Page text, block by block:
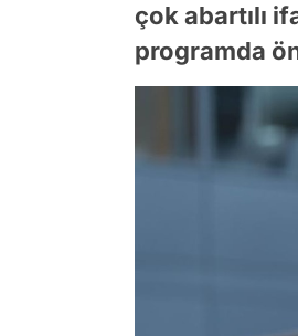
çok abartılı
programda